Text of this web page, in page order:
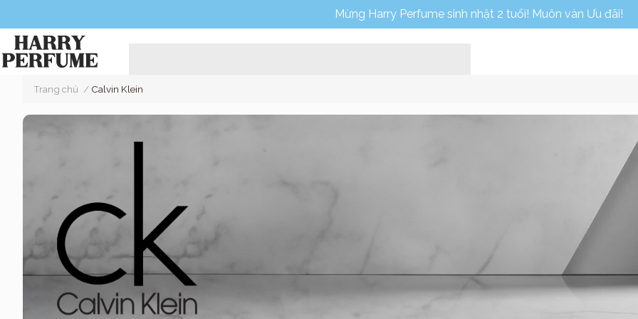
Mừng Harry Perfume sinh nhật 2 tuổi! Muôn vàn Ưu đãi!
Trang chủ / Calvin Klein